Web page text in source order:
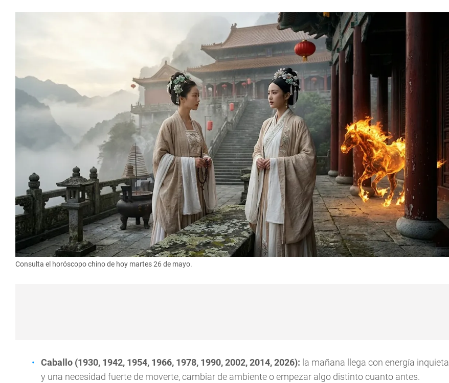
Consulta el horóscopo chino de hoy martes 26 de mayo.
Caballo (1930, 1942, 1954, 1966, 1978, 1990, 2002, 2014, 2026): la mañana llega con energía inquieta
y una necesidad fuerte de moverte, cambiar de ambiente o empezar algo distinto cuanto antes.